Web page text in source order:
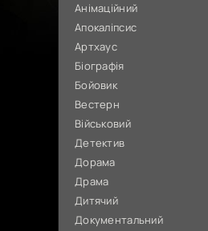
Анімаційний
Апокаліпсис
Артхаус
Біографія
Бойовик
Вестерн
Військовий
Детектив
Дорама
Драма
Дитячий
Документальний